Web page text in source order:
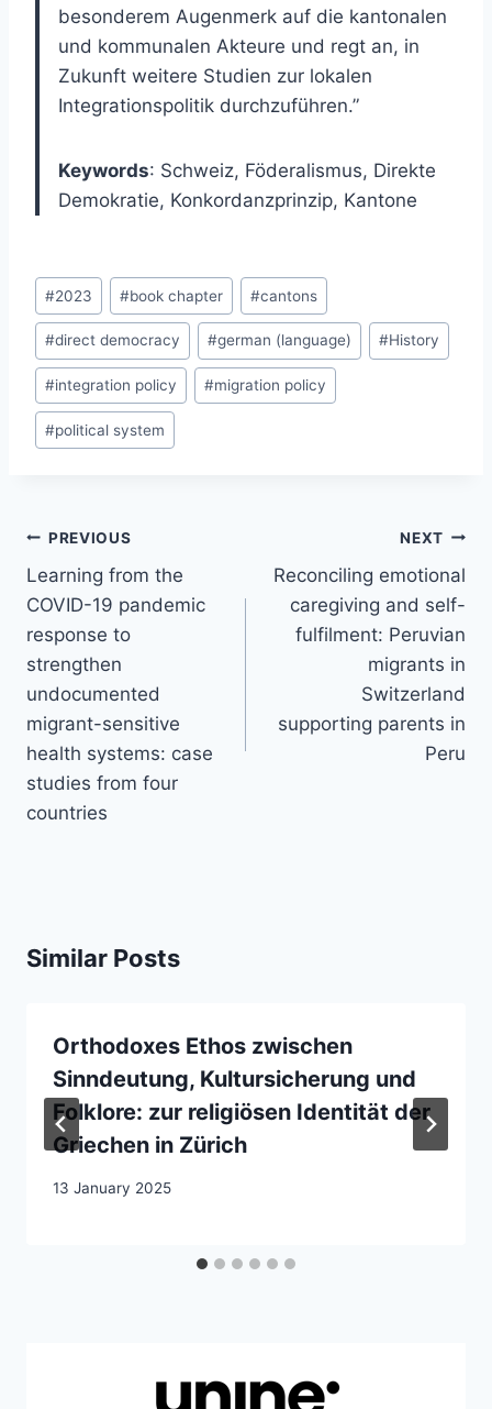
besonderem Augenmerk auf die kantonalen
und kommunalen Akteure und regt an, in
Zukunft weitere Studien zur lokalen
Integrationspolitik durchzuführen.”
Keywords: Schweiz, Föderalismus, Direkte
Demokratie, Konkordanzprinzip, Kantone
Post
Tags:
#2023 #book chapter #cantons
#direct democracy #german (language) #History
#integration policy #migration policy
#political system
Post
navigation
PREVIOUS
Learning from the
COVID-19 pandemic
response to
strengthen
undocumented
migrant-sensitive
health systems: case
studies from four
countries
NEXT
Reconciling emotional
caregiving and self-
fulfilment: Peruvian
migrants in
Switzerland
supporting parents in
Peru
Similar Posts
Orthodoxes Ethos zwischen
Sinndeutung, Kultursicherung und
Folklore: zur religiösen Identität der
Griechen in Zürich
13 January 2025